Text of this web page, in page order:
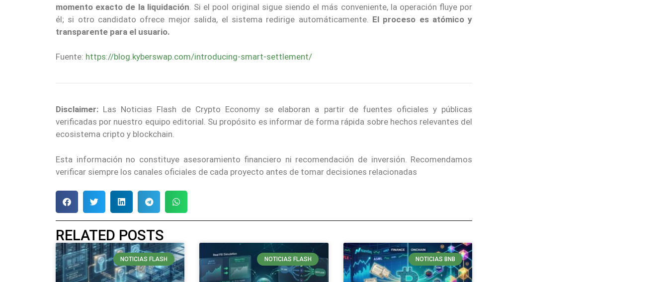
momento exacto de la liquidación . Si el pool original sigue siendo el más conveniente, la operación fluye por
él; si otro candidato ofrece mejor salida, el sistema redirige automáticamente. El proceso es atómico y
transparente para el usuario.
Fuente: https://blog.kyberswap.com/introducing-smart-settlement/
Disclaimer: Las Noticias Flash de Crypto Economy se elaboran a partir de fuentes oficiales y públicas
verificadas por nuestro equipo editorial. Su propósito es informar de forma rápida sobre hechos relevantes del
ecosistema cripto y blockchain.
Esta información no constituye asesoramiento financiero ni recomendación de inversión. Recomendamos
verificar siempre los canales oficiales de cada proyecto antes de tomar decisiones relacionadas
RELATED POSTS
NOTICIAS FLASH NOTICIAS FLASH NOTICIAS BNB